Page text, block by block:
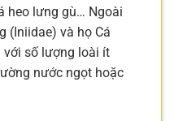
heo lưng gù… Ngoài
(Iniidae) và họ Cá
với số lượng loài ít
nước ngọt hoặc